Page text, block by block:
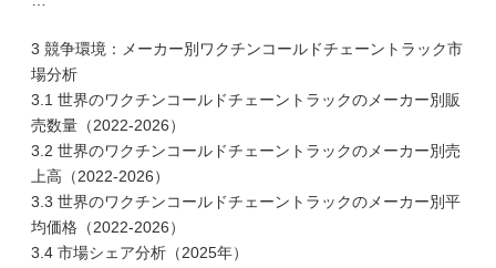
3 競争環境：メーカー別ワクチンコールドチェーントラック市
場分析
3.1 世界のワクチンコールドチェーントラックのメーカー別販
売数量（2022-2026）
3.2 世界のワクチンコールドチェーントラックのメーカー別売
上高（2022-2026）
3.3 世界のワクチンコールドチェーントラックのメーカー別平
均価格（2022-2026）
3.4 市場シェア分析（2025年）